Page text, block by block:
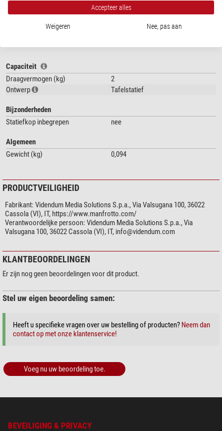
toon meer...
Capaciteit
Draagvermogen (kg)
2
Ontwerp
Tafelstatief
Bijzonderheden
Statiefkop inbegrepen
nee
Algemeen
Gewicht (kg)
0,094
PRODUCTVEILIGHEID
Fabrikant: Videndum Media Solutions S.p.a., Via Valsugana 100, 36022
Cassola (VI), IT, https://www.manfrotto.com/
Verantwoordelijke persoon: Videndum Media Solutions S.p.a., Via
Valsugana 100, 36022 Cassola (VI), IT, info@videndum.com
KLANTBEOORDELINGEN
Er zijn nog geen beoordelingen voor dit product.
Stel uw eigen beoordeling samen:
Heeft u specifieke vragen over uw bestelling of producten? Neem dan
contact op met onze klantenservice!
Voeg nu uw beoordeling toe.
BEVEILIGING & PRIVACY
Accepteer alles
Weigeren Nee, pas aan